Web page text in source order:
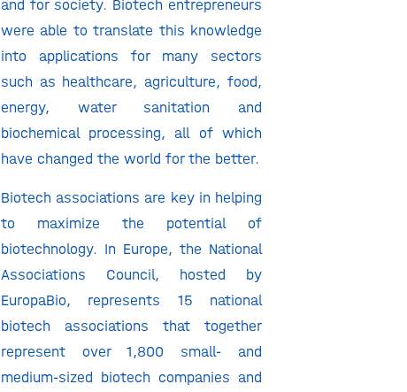
and for society. Biotech entrepreneurs
were able to translate this knowledge
into applications for many sectors
such as healthcare, agriculture, food,
energy, water sanitation and
biochemical processing, all of which
have changed the world for the better.
Biotech associations are key in helping
to maximize the potential of
biotechnology. In Europe, the National
Associations Council, hosted by
EuropaBio, represents 15 national
biotech associations that together
represent over 1,800 small- and
medium-sized biotech companies and